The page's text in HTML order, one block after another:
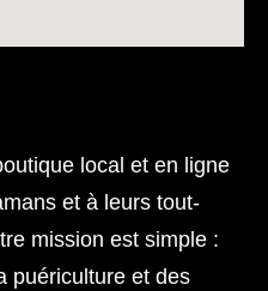
local et en ligne
et à leurs tout-
mission est simple :
puériculture et des